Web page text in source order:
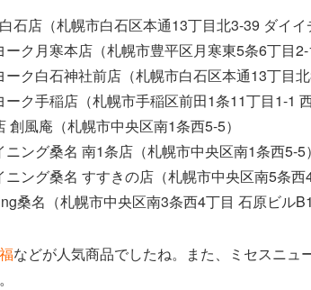
石店（札幌市白石区本通13丁目北3-39 ダイイ
ーク月寒本店（札幌市豊平区月寒東5条6丁目2-
ーク白石神社前店（札幌市白石区本通13丁目
ーク手稲店（札幌市手稲区前田1条11丁目1-1
創風庵（札幌市中央区南1条西5-5）
ング桑名 南1条店（札幌市中央区南1条西5-5）
ング桑名 すすきの店（札幌市中央区南5条西4
桑名（札幌市中央区南3条西4丁目 石原ビル
などが人気商品でしたね。また、ミセスニュ